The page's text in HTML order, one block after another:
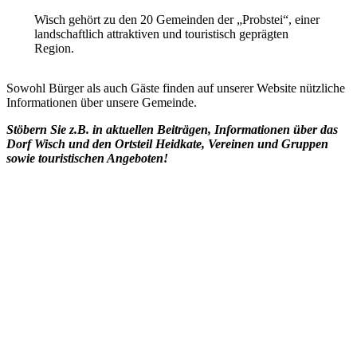
Wisch gehört zu den 20 Gemeinden der „Probstei“, einer
landschaftlich attraktiven und touristisch geprägten
Region.
Sowohl Bürger als auch Gäste finden auf unserer Website nützliche
Informationen über unsere Gemeinde.
Stöbern Sie z.B. in aktuellen Beiträgen, Informationen über das
Dorf Wisch und den Ortsteil Heidkate, Vereinen und Gruppen
sowie touristischen Angeboten!